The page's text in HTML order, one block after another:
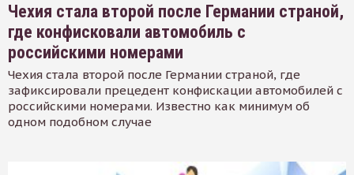
Чехия стала второй после Германии страной,
где конфисковали автомобиль с
российскими номерами
Чехия стала второй после Германии страной, где
зафиксировали прецедент конфискации автомобилей с
российскими номерами. Известно как минимум об
одном подобном случае